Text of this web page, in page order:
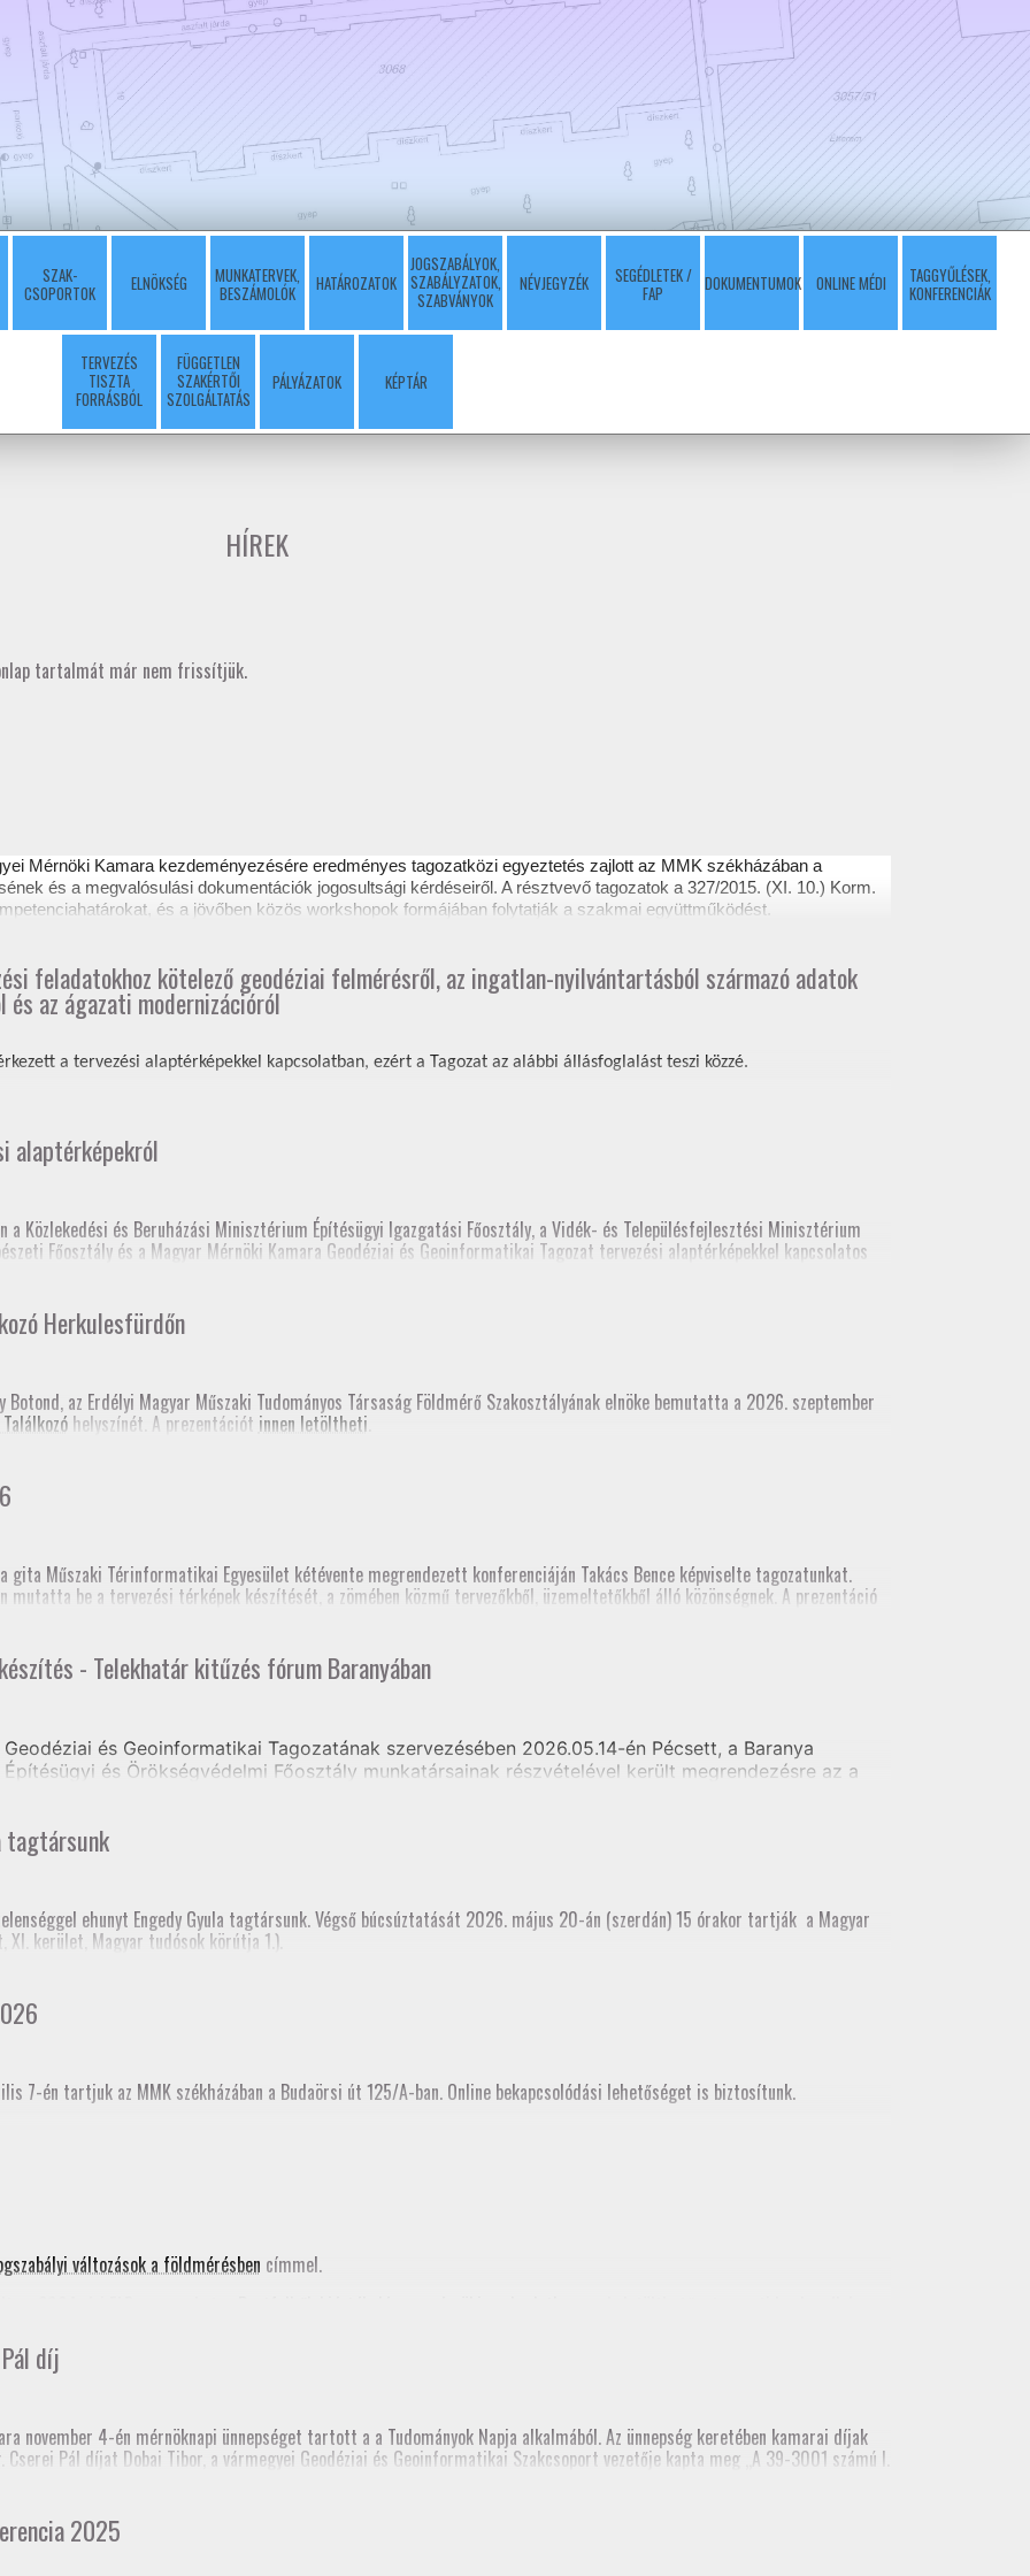
SZAK-
CSOPORTOK
ELNÖKSÉG
MUNKATERVEK,
BESZÁMOLÓK
HATÁROZATOK
JOGSZABÁLYOK,
SZABÁLYZATOK,
SZABVÁNYOK
NÉVJEGYZÉK
SEGÉDLETEK /
FAP
DOKUMENTUMOK ONLINE MÉDI
TAGGYŰLÉSEK,
KONFERENCIÁK
TERVEZÉS
TISZTA
FORRÁSBÓL
FÜGGETLEN
SZAKÉRTŐI
SZOLGÁLTATÁS
PÁLYÁZATOK KÉPTÁR
HÍREK
tartalmát már nem frissítjük.
Mérnöki Kamara kezdeményezésére eredményes tagozatközi egyeztetés zajlott az MMK székházában a
és a megvalósulási dokumentációk jogosultsági kérdéseiről. A résztvevő tagozatok a 327/2015. (XI. 10.) Korm.
és a jövőben közös workshopok formájában folytatják a szakmai együttműködést.
feladatokhoz kötelező geodéziai felmérésről, az ingatlan-nyilvántartásból származó adatok
és az ágazati modernizációról
a tervezési alaptérképekkel kapcsolatban, ezért a Tagozat az alábbi állásfoglalást teszi közzé.
alaptérképekról
a Közlekedési és Beruházási Minisztérium Építésügyi Igazgatási Főosztály, a Vidék- és Településfejlesztési Minisztérium
Főosztály és a Magyar Mérnöki Kamara Geodéziai és Geoinformatikai Tagozat tervezési alaptérképekkel kapcsolatos
elnöksége nagyon sok tájékoztatón és fórumon tartott előadást a tervezési alaptérképekről. A legutolsó előadás
Fórum a szakcsoport szervezésében, szakmagyakorlók, kormányhivatal (építési és földhivatali területről), építész kamara
Fórum a szakcsoport szervezésében, kormányhivatal (építési és földhivatali területről), építész kamara részvételével
Főosztályvezetők Értekezlete (online, mintegy 240 fő földhivatali munkatárs részvételével)
Esztergom
szakmai továbbképzés (teljes megyei földhivatali részvétellel)
Szakfelügyelői Értekezlet (online, mintegy 70 fő részvételével)
Herkulesfürdőn
az Erdélyi Magyar Műszaki Tudományos Társaság Földmérő Szakosztályának elnöke bemutatta a 2026. szeptember
helyszínét. A prezentációt innen letöltheti
gita Műszaki Térinformatikai Egyesület kétévente megrendezett konferenciáján Takács Bence képviselte tagozatunkat.
mutatta be a tervezési térképek készítését, a zömében közmű tervezőkből, üzemeltetőkből álló közönségnek. A prezentáció
volt, hogy a jelenlegi tagozati elnök mellett három korábbi elnök is részt vett.
- Telekhatár kitűzés fórum Baranyában
és Geoinformatikai Tagozatának szervezésében 2026.05.14-én Pécsett, a Baranya
és Örökségvédelmi Főosztály munkatársainak részvételével került megrendezésre az a
tagtársunk
ehunyt Engedy Gyula tagtársunk. Végső búcsúztatását 2026. május 20-án (szerdán) 15 órakor tartják a Magyar
XI. kerület, Magyar tudósok körútja 1.).
7-én tartjuk az MMK székházában a Budaörsi út 125/A-ban. Online bekapcsolódási lehetőséget is biztosítunk.
változások a földmérésben címmel.
díj
november 4-én mérnöknapi ünnepséget tartott a a Tudományok Napja alkalmából. Az ünnepség keretében kamarai díjak
Pál díjat Dobai Tibor, a vármegyei Geodéziai és Geoinformatikai Szakcsoport vezetője kapta meg „A 39-3001 számú I.
Kamara korábbi elnöke, akinek emlékére alapították a díjat.
2025